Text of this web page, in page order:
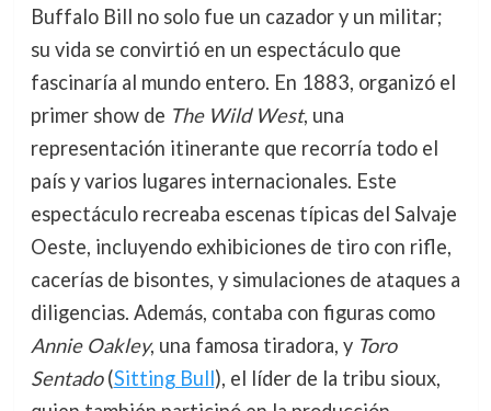
Buffalo Bill no solo fue un cazador y un militar;
su vida se convirtió en un espectáculo que
fascinaría al mundo entero. En 1883, organizó el
primer show de The Wild West, una
representación itinerante que recorría todo el
país y varios lugares internacionales. Este
espectáculo recreaba escenas típicas del Salvaje
Oeste, incluyendo exhibiciones de tiro con rifle,
cacerías de bisontes, y simulaciones de ataques a
diligencias. Además, contaba con figuras como
Annie Oakley, una famosa tiradora, y Toro
Sentado(Sitting Bull), el líder de la tribu sioux,